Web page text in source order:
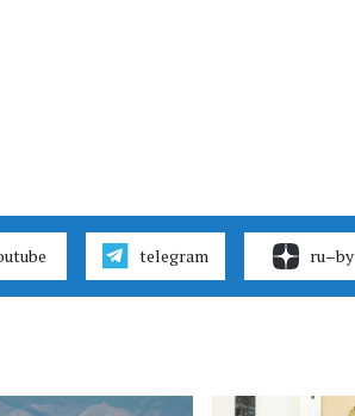
telegram ru–by